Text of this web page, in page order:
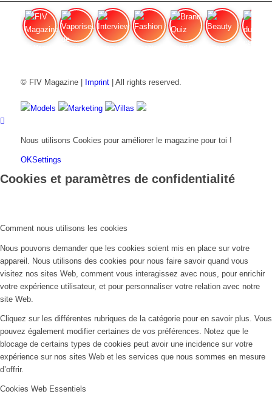
© FIV Magazine | Imprint| All rights reserved.
Models Marketing Villas
Nous utilisons Cookies pour améliorer le magazine pour toi !
OKSettings
Cookies et paramètres de confidentialité
Comment nous utilisons les cookies
Nous pouvons demander que les cookies soient mis en place sur votre
appareil. Nous utilisons des cookies pour nous faire savoir quand vous
visitez nos sites Web, comment vous interagissez avec nous, pour enrichir
votre expérience utilisateur, et pour personnaliser votre relation avec notre
site Web.
Cliquez sur les différentes rubriques de la catégorie pour en savoir plus. Vous
pouvez également modifier certaines de vos préférences. Notez que le
blocage de certains types de cookies peut avoir une incidence sur votre
expérience sur nos sites Web et les services que nous sommes en mesure
d’offrir.
Cookies Web Essentiels